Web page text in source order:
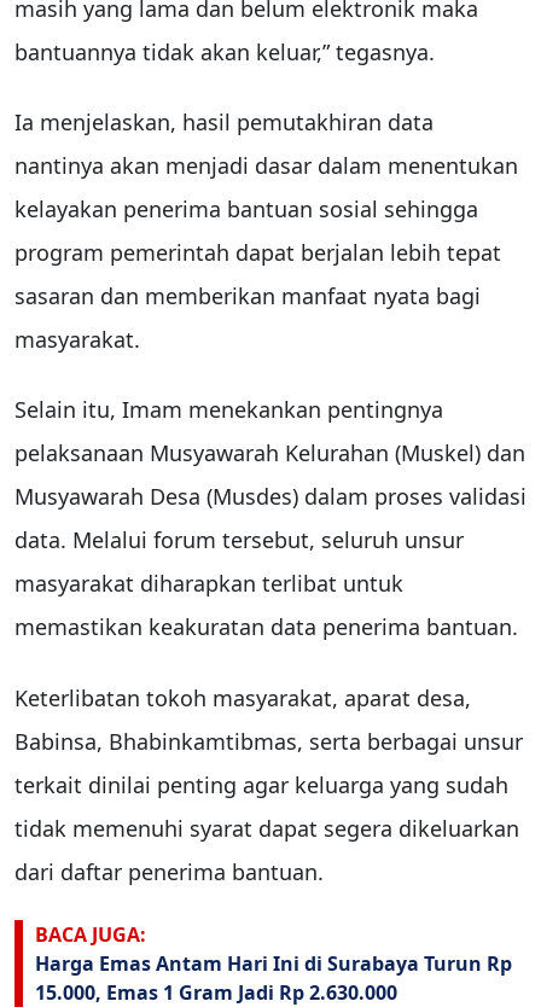
masih yang lama dan belum elektronik maka
bantuannya tidak akan keluar,” tegasnya.
Ia menjelaskan, hasil pemutakhiran data
nantinya akan menjadi dasar dalam menentukan
kelayakan penerima bantuan sosial sehingga
program pemerintah dapat berjalan lebih tepat
sasaran dan memberikan manfaat nyata bagi
masyarakat.
Selain itu, Imam menekankan pentingnya
pelaksanaan Musyawarah Kelurahan (Muskel) dan
Musyawarah Desa (Musdes) dalam proses validasi
data. Melalui forum tersebut, seluruh unsur
masyarakat diharapkan terlibat untuk
memastikan keakuratan data penerima bantuan.
Keterlibatan tokoh masyarakat, aparat desa,
Babinsa, Bhabinkamtibmas, serta berbagai unsur
terkait dinilai penting agar keluarga yang sudah
tidak memenuhi syarat dapat segera dikeluarkan
dari daftar penerima bantuan.
BACA JUGA:
Harga Emas Antam Hari Ini di Surabaya Turun Rp
15.000, Emas 1 Gram Jadi Rp 2.630.000